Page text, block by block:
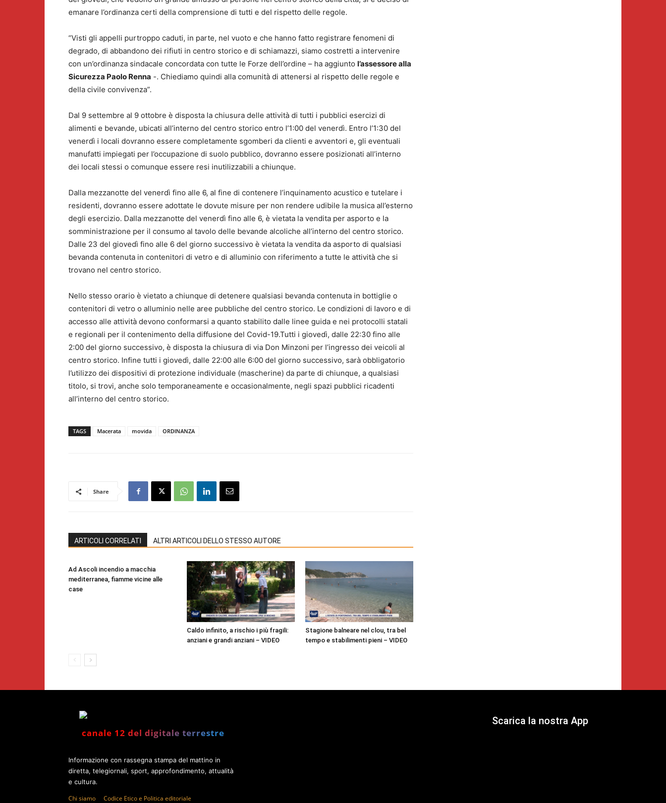
emanare l’ordinanza certi della comprensione di tutti e del rispetto delle regole.
“Visti gli appelli purtroppo caduti, in parte, nel vuoto e che hanno fatto registrare fenomeni di
degrado, di abbandono dei rifiuti in centro storico e di schiamazzi, siamo costretti a intervenire
con un’ordinanza sindacale concordata con tutte le Forze dell’ordine – ha aggiunto l’assessore alla
Sicurezza Paolo Renna -. Chiediamo quindi alla comunità di attenersi al rispetto delle regole e
della civile convivenza”.
Dal 9 settembre al 9 ottobre è disposta la chiusura delle attività di tutti i pubblici esercizi di
alimenti e bevande, ubicati all’interno del centro storico entro l’1:00 del venerdì. Entro l’1:30 del
venerdì i locali dovranno essere completamente sgomberi da clienti e avventori e, gli eventuali
manufatti impiegati per l’occupazione di suolo pubblico, dovranno essere posizionati all’interno
dei locali stessi o comunque essere resi inutilizzabili a chiunque.
Dalla mezzanotte del venerdì fino alle 6, al fine di contenere l’inquinamento acustico e tutelare i
residenti, dovranno essere adottate le dovute misure per non rendere udibile la musica all’esterno
degli esercizio. Dalla mezzanotte del venerdì fino alle 6, è vietata la vendita per asporto e la
somministrazione per il consumo al tavolo delle bevande alcoliche all’interno del centro storico.
Dalle 23 del giovedì fino alle 6 del giorno successivo è vietata la vendita da asporto di qualsiasi
bevanda contenuta in contenitori di vetro e di alluminio con riferimento a tutte le attività che si
trovano nel centro storico.
Nello stesso orario è vietato a chiunque di detenere qualsiasi bevanda contenuta in bottiglie o
contenitori di vetro o alluminio nelle aree pubbliche del centro storico. Le condizioni di lavoro e di
accesso alle attività devono conformarsi a quanto stabilito dalle linee guida e nei protocolli statali
e regionali per il contenimento della diffusione del Covid-19.Tutti i giovedì, dalle 22:30 fino alle
2:00 del giorno successivo, è disposta la chiusura di via Don Minzoni per l’ingresso dei veicoli al
centro storico. Infine tutti i giovedì, dalle 22:00 alle 6:00 del giorno successivo, sarà obbligatorio
l’utilizzo dei dispositivi di protezione individuale (mascherine) da parte di chiunque, a qualsiasi
titolo, si trovi, anche solo temporaneamente e occasionalmente, negli spazi pubblici ricadenti
all’interno del centro storico.
TAGS Macerata movida ORDINANZA
Share
ARTICOLI CORRELATI ALTRI ARTICOLI DELLO STESSO AUTORE
Ad Ascoli incendio a macchia
mediterranea, fiamme vicine alle
case
Caldo infinito, a rischio i più fragili:
anziani e grandi anziani – VIDEO
Stagione balneare nel clou, tra bel
tempo e stabilimenti pieni – VIDEO
canale 12 del digitale terrestre
Informazione con rassegna stampa del mattino in
diretta, telegiornali, sport, approfondimento, attualità
e cultura.
Chi siamo Codice Etico e Politica editoriale
Scarica la nostra App